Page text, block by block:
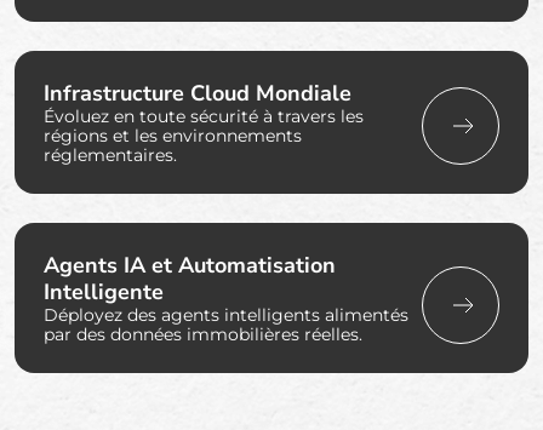
Infrastructure Cloud Mondiale
Évoluez en toute sécurité à travers les
régions et les environnements
réglementaires.
Agents IA et Automatisation
Intelligente
Déployez des agents intelligents alimentés
par des données immobilières réelles.